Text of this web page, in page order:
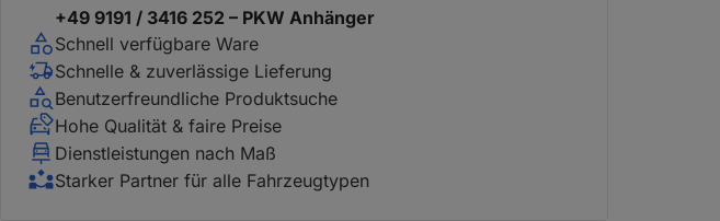
+49 9191 / 3416 252 – PKW Anhänger
Schnell verfügbare Ware
Schnelle & zuverlässige Lieferung
Benutzerfreundliche Produktsuche
Hohe Qualität & faire Preise
Dienstleistungen nach Maß
Starker Partner für alle Fahrzeugtypen